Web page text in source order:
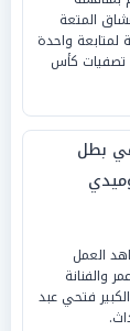
المتعة
لمتابعة واحدة
تصفيات كأس
بطل
العمل
والفنانة
فتحي عبد